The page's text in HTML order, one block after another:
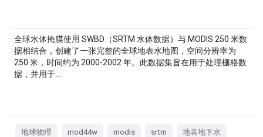
全球水体掩膜使用 SWBD（SRTM 水体数据）与 MODIS 250 米数
据相结合，创建了一张完整的全球地表水地图，空间分辨率为
250 米，时间约为 2000-2002 年。此数据集旨在用于处理栅格数
据，并用于…
地球物理 mod44w modis srtm 地表地下水